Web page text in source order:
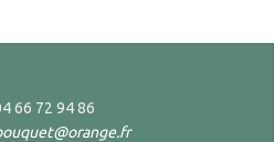
66 72 94 86